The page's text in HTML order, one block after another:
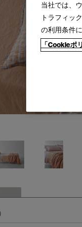
当社では、
トラフィッ
の利用条件
「Cookieポ